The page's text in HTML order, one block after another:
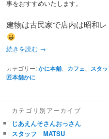
事をおすすめいたします。
建物は古民家で店内は昭和
続きを読む →
カテゴリー: かに本舗 カフェ スタ
匠本舗かに
カテゴリ別アーカイブ
じあえんそさんおっさん
スタッフ MATSU